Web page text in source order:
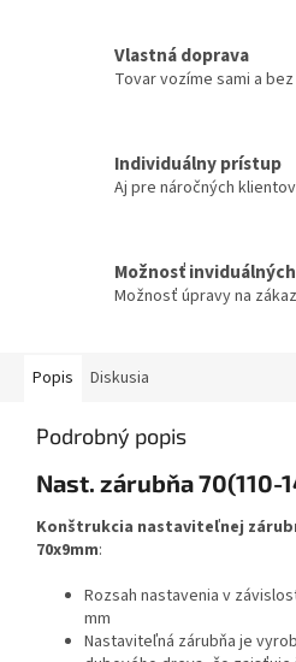
Vlastná doprava
Tovar vozíme sami a
Individuálny prístup
Aj pre náročných klientov
Možnosť
Možnosť úpravy na
Popis Diskusia
Podrobný popis
Nast. zárubňa 70(110-
Konštrukcia nastaviteľnej
70x9mm:
Rozsah nastavenia v
mm
Nastaviteľná zárubňa je